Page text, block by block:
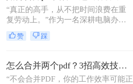
“真正的高手，从不把时间浪费在重
复劳动上。”作为一名深耕电脑办公
软件测评多年的博主，我深知PDF文
件处理是每个职场人和内容创作者的
琐、安全隐患——这些痛点几乎每天
都在消耗我们的时间和耐心。
赞 踩
怎么合并两个pdf？3招高效技巧，让你告别杂乱文档！
“不会合并PDF，你的工作效率可能正